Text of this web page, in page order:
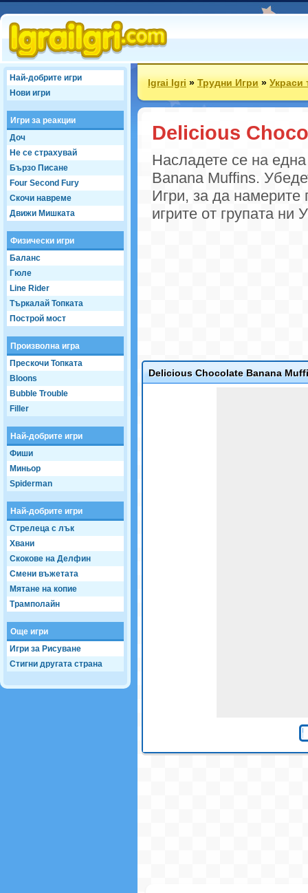
Най-добрите игри
Нови игри
Игри за реакции
Доч
Не се страхувай
Бързо Писане
Four Second Fury
Скочи навреме
Движи Мишката
Физически игри
Баланс
Гюле
Line Rider
Търкалай Топката
Построй мост
Произволна игра
Прескочи Топката
Bloons
Bubble Trouble
Filler
Най-добрите игри
Фиши
Миньор
Spiderman
Най-добрите игри
Стрелеца с лък
Хвани
Скокове на Делфин
Смени въжетата
Мятане на копие
Трамполайн
Още игри
Игри за Рисуване
Стигни другата страна
Igrai Igri»Трудни Игри»Украси
Delicious
Насладете се на
Banana Muffins.
Игри, за да
игрите от групата ни
Delicious Chocolate Banana